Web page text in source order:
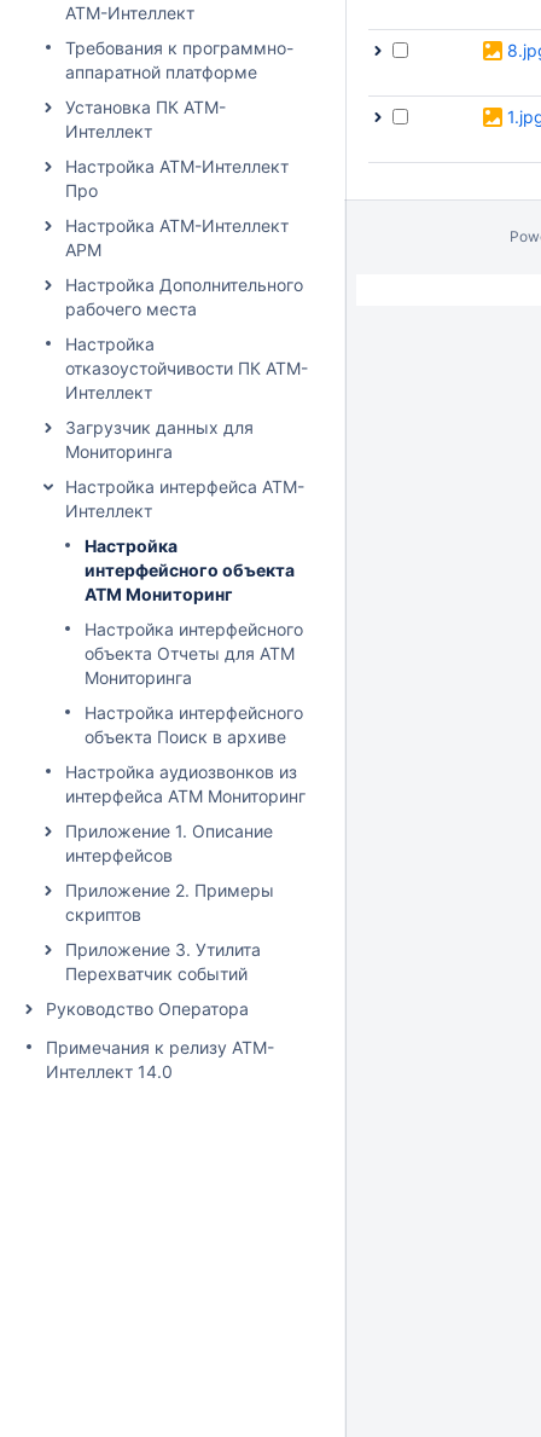
АТМ-Интеллект
Требования к программно-
аппаратной платформе
Установка ПК АТМ-
Интеллект
Настройка АТМ-Интеллект
Про
Настройка АТМ-Интеллект
АРМ
Настройка Дополнительного
рабочего места
Настройка
отказоустойчивости ПК АТМ-
Интеллект
Загрузчик данных для
Мониторинга
Настройка интерфейса АТМ-
Интеллект
Настройка
интерфейсного объекта
АТМ Мониторинг
Настройка интерфейсного
объекта Отчеты для АТМ
Мониторинга
Настройка интерфейсного
объекта Поиск в архиве
Настройка аудиозвонков из
интерфейса АТМ Мониторинг
Приложение 1. Описание
интерфейсов
Приложение 2. Примеры
скриптов
Приложение 3. Утилита
Перехватчик событий
Руководство Оператора
Примечания к релизу АТМ-
Интеллект 14.0